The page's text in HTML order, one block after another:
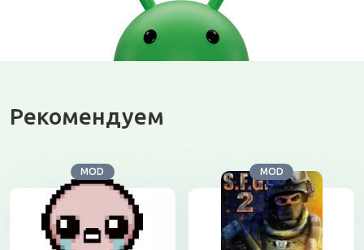
Рекомендуем
MOD MOD